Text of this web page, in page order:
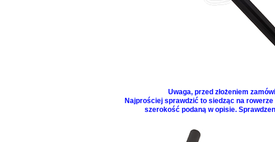
Uwaga, przed złożeniem
Najprościej sprawdzić to siedząc na
szerokość podaną w opisie.